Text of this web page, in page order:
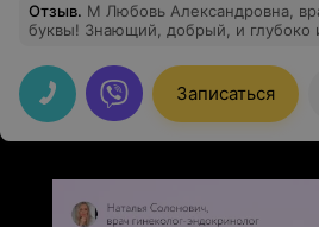
Отзыв. М Любовь Александровна,
буквы! Знающий, добрый, и глубоко
вашей клинике за такого
Записаться